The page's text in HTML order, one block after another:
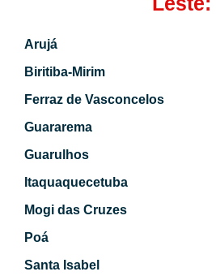
Arujá
Biritiba-Mirim
Ferraz de Vasconcelos
Guararema
Guarulhos
Itaquaquecetuba
Mogi das Cruzes
Poá
Santa Isabel